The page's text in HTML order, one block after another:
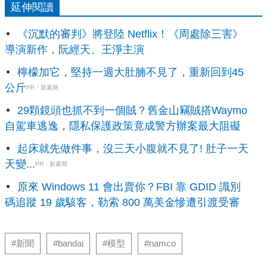
延伸閱讀
《沉默的審判》將登陸 Netflix！《周處除三害》
導演新作，阮經天、王淨主演
檸檬加它，堅持一週大肚腩不見了，重新回到45
公斤PR・新素簡
29顆鏡頭也抓不到一個賊？舊金山竊賊搭Waymo
自駕車逃逸，隱私保護政策竟成警方辦案最大阻礙
起床就先做件事，沒三天小腹就不見了! 肚子一天
天變...PR・新素簡
原來 Windows 11 會出賣你？FBI 靠 GDID 識別
碼追蹤 19 歲駭客，勒索 800 萬美金慘遭引渡受審
#新聞 #bandai #模型 #namco